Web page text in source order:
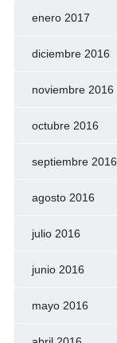
enero 2017
diciembre 2016
noviembre 2016
octubre 2016
septiembre 2016
agosto 2016
julio 2016
junio 2016
mayo 2016